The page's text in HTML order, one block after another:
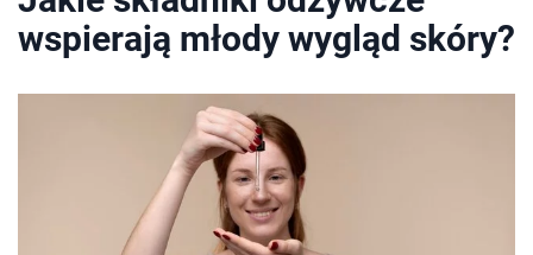
wspierają młody wygląd skóry?